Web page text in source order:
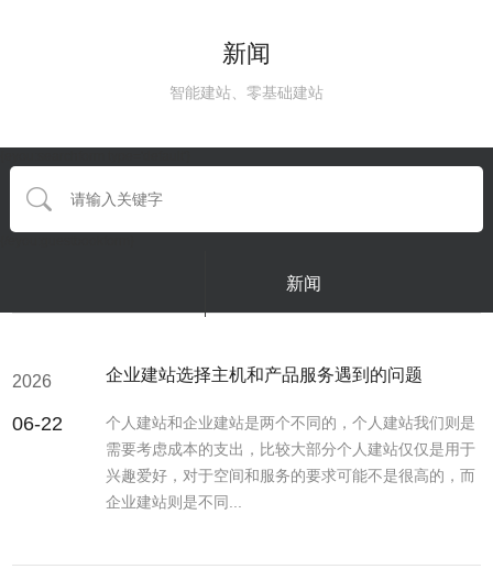
新闻
智能建站、零基础建站
新闻
2026
06-22
企业建站选择主机和产品服务遇到的问题
个人建站和企业建站是两个不同的，个人建站我们则是
需要考虑成本的支出，比较大部分个人建站仅仅是用于
兴趣爱好，对于空间和服务的要求可能不是很高的，而
企业建站则是不同...